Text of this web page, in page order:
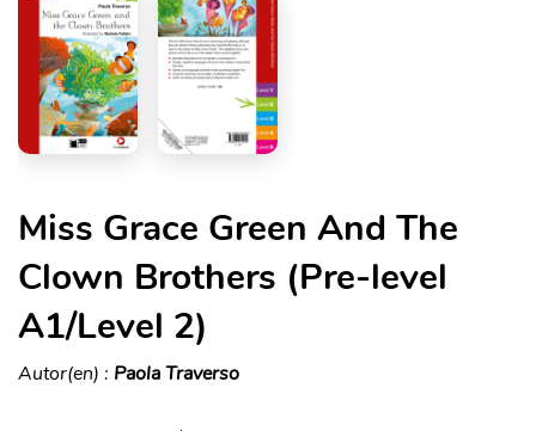
Miss Grace Green And The
Clown Brothers (Pre-level
A1/Level 2)
Autor(en) : Paola Traverso